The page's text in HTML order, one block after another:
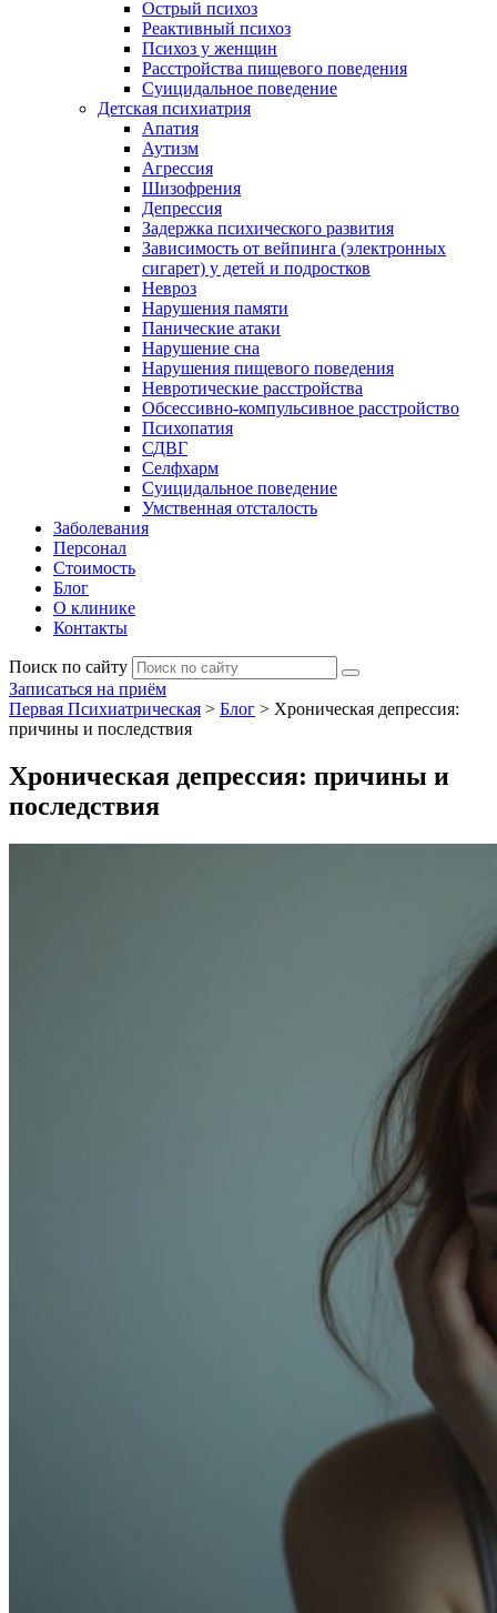
Острый психоз
Реактивный психоз
Психоз у женщин
Расстройства пищевого поведения
Суицидальное поведение
Детская психиатрия
Апатия
Аутизм
Агрессия
Шизофрения
Депрессия
Задержка психического развития
Зависимость от вейпинга (электронных
сигарет) у детей и подростков
Невроз
Нарушения памяти
Панические атаки
Нарушение сна
Нарушения пищевого поведения
Невротические расстройства
Обсессивно-компульсивное расстройство
Психопатия
СДВГ
Селфхарм
Суицидальное поведение
Умственная отсталость
Заболевания
Персонал
Стоимость
Блог
О клинике
Контакты
Поиск по сайту
Записаться на приём
Первая Психиатрическая > Блог > Хроническая депрессия:
причины и последствия
Хроническая депрессия: причины и
последствия